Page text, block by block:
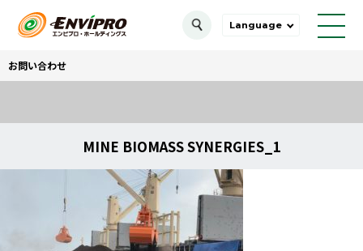
Language
お問い合わせ
MINE BIOMASS SYNERGIES_1